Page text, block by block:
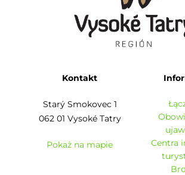
Kontakt
Starý Smokovec 1
062 01 Vysoké Tatry
Pokaż na mapie
Centra